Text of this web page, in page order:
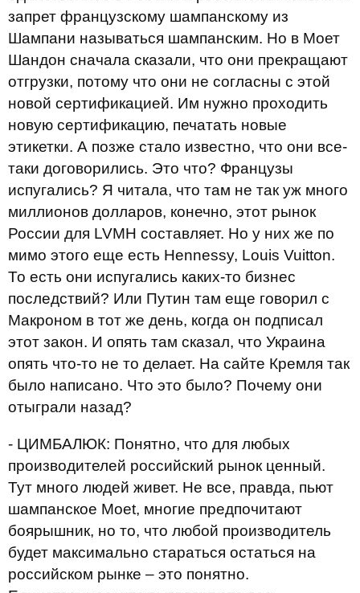
запрет французскому шампанскому из
Шампани называться шампанским. Но в Моет
Шандон сначала сказали, что они прекращают
отгрузки, потому что они не согласны с этой
новой сертификацией. Им нужно проходить
новую сертификацию, печатать новые
этикетки. А позже стало известно, что они все-
таки договорились. Это что? Французы
испугались? Я читала, что там не так уж много
миллионов долларов, конечно, этот рынок
России для LVMH составляет. Но у них же по
мимо этого еще есть Hennessy, Louis Vuitton.
То есть они испугались каких-то бизнес
последствий? Или Путин там еще говорил с
Макроном в тот же день, когда он подписал
этот закон. И опять там сказал, что Украина
опять что-то не то делает. На сайте Кремля так
было написано. Что это было? Почему они
отыграли назад?
- ЦИМБАЛЮК: Понятно, что для любых
производителей российский рынок ценный.
Тут много людей живет. Не все, правда, пьют
шампанское Moet, многие предпочитают
боярышник, но то, что любой производитель
будет максимально стараться остаться на
российском рынке – это понятно.